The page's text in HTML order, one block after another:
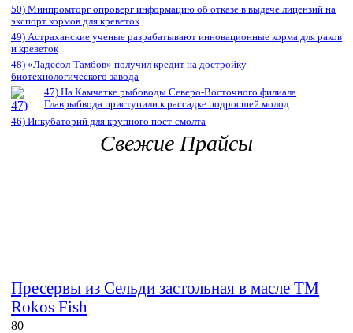
50) Минпромторг опроверг информацию об отказе в выдаче лицензий на
экспорт кормов для креветок
49) Астраханские ученые разрабатывают инновационные корма для раков
и креветок
48) «Ладесол-Тамбов» получил кредит на достройку
биотехнологического завода
47) На Камчатке рыбоводы Северо-Восточного филиала
Главрыбвода приступили к рассадке подросшей молод
46) Инкубаторий для крупного пост-смолта
Свежие Прайсы
Пресервы из Сельди застольная в масле ТМ
Rokos Fish
80